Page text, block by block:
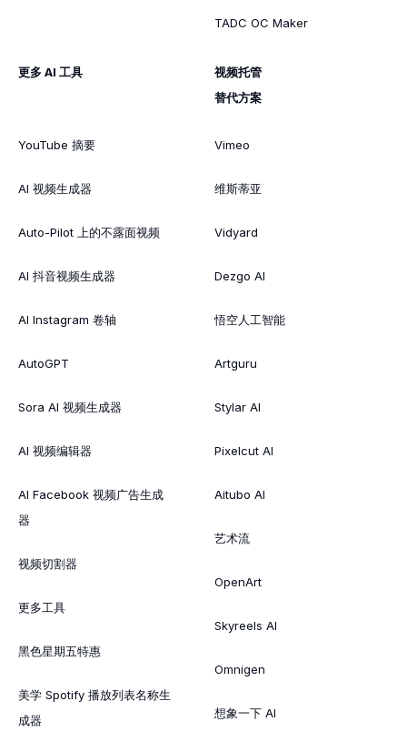
TADC OC Maker
更多 AI 工具
YouTube 摘要
AI 视频生成器
Auto-Pilot 上的不露面视频
AI 抖音视频生成器
AI Instagram 卷轴
AutoGPT
Sora AI 视频生成器
AI 视频编辑器
AI Facebook 视频广告生成
器
视频切割器
更多工具
黑色星期五特惠
美学 Spotify 播放列表名称生
成器
视频托管
替代方案
Vimeo
维斯蒂亚
Vidyard
Dezgo AI
悟空人工智能
Artguru
Stylar AI
Pixelcut AI
Aitubo AI
艺术流
OpenArt
Skyreels AI
Omnigen
想象一下 AI